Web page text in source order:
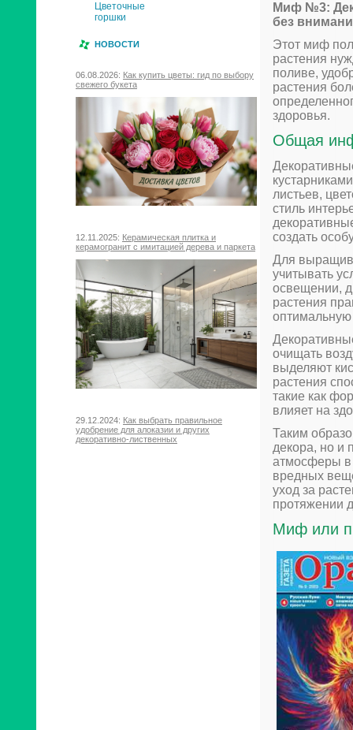
Цветочные
горшки
НОВОСТИ
06.08.2026: Как купить цветы: гид по выбору
свежего букета
12.11.2025: Керамическая плитка и
керамогранит с имитацией дерева и паркета
29.12.2024: Как выбрать правильное
удобрение для алоказии и других
декоративно-лиственных
Миф №3:
без
Этот миф
растения
поливе,
растения
здоровья.
Общая
листьев,
стиль
создать
Для
учитывать
освещении,
растения
оптимальную
очищать
выделяют
растения
такие как
влияет на
Таким
декора, но и
атмосферы в
вредных
уход за
протяжении
Миф или